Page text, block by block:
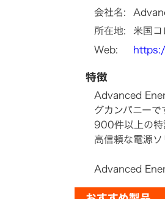
会社名:
所在地:
米国コ
Web:
特徴
Advanced
グカンパニー
900件以上の特
高信頼な電源ソ
Advanced